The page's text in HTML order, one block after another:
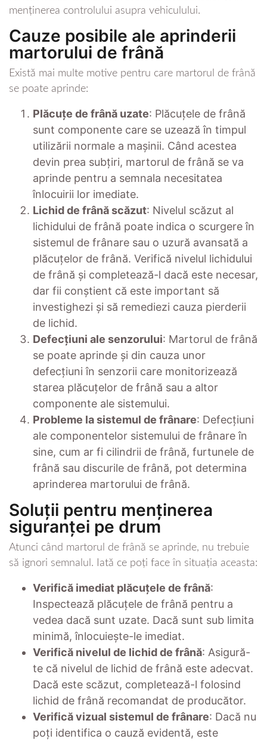
menținerea controlului asupra vehiculului.
Cauze posibile ale aprinderii
martorului de frână
Există mai multe motive pentru care martorul de frână
se poate aprinde:
Plăcuțe de frână uzate: Plăcuțele de frână
sunt componente care se uzează în timpul
utilizării normale a mașinii. Când acestea
devin prea subțiri, martorul de frână se va
aprinde pentru a semnala necesitatea
înlocuirii lor imediate.
Lichid de frână scăzut: Nivelul scăzut al
lichidului de frână poate indica o scurgere în
sistemul de frânare sau o uzură avansată a
plăcuțelor de frână. Verifică nivelul lichidului
de frână și completează-l dacă este necesar,
dar fii conștient că este important să
investighezi și să remediezi cauza pierderii
de lichid.
Defecțiuni ale senzorului: Martorul de frână
se poate aprinde și din cauza unor
defecțiuni în senzorii care monitorizează
starea plăcuțelor de frână sau a altor
componente ale sistemului.
Probleme la sistemul de frânare: Defecțiuni
ale componentelor sistemului de frânare în
sine, cum ar fi cilindrii de frână, furtunele de
frână sau discurile de frână, pot determina
aprinderea martorului de frână.
Soluții pentru menținerea
siguranței pe drum
Atunci când martorul de frână se aprinde, nu trebuie
să ignori semnalul. Iată ce poți face în situația aceasta:
Verifică imediat plăcuțele de frână:
Inspectează plăcuțele de frână pentru a
vedea dacă sunt uzate. Dacă sunt sub limita
minimă, înlocuiește-le imediat.
Verifică nivelul de lichid de frână: Asigură-
te că nivelul de lichid de frână este adecvat.
Dacă este scăzut, completează-l folosind
lichid de frână recomandat de producător.
Verifică vizual sistemul de frânare: Dacă nu
poți identifica o cauză evidentă, este